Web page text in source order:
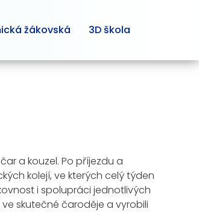
žákovská 3D škola
a kouzel. Po příjezdu a
kolejí, ve kterých celý týden
i spolupráci jednotlivých
skutečné čaroděje a vyrobili